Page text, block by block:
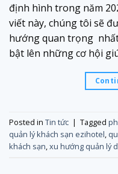
định hình trong năm
viết này, chúng tôi sẽ
hướng quan trọng
bật lên những cơ hội
Posted in Tin tức | Tagged
quản lý khách sạn ezihotel,
khách sạn,xu hướng quản lý